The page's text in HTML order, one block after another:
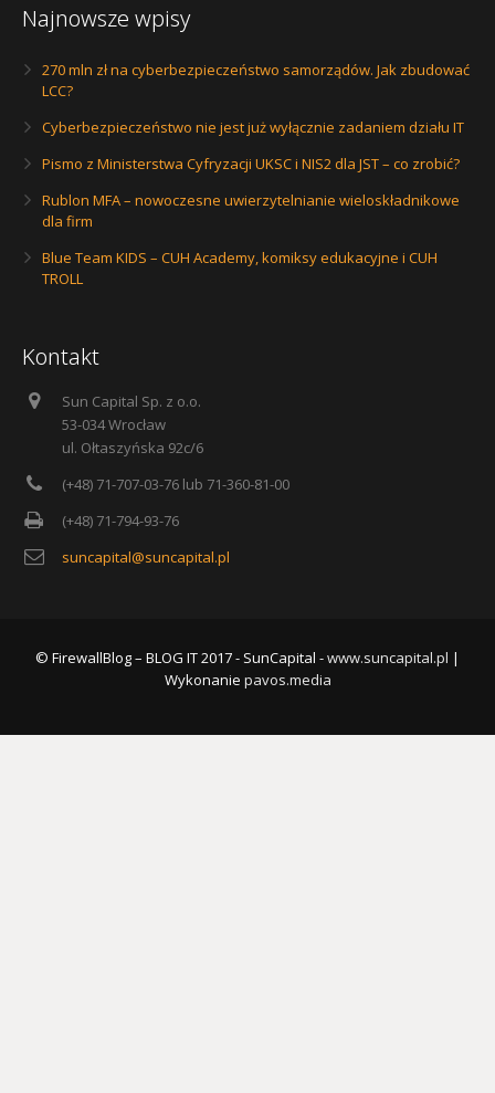
Najnowsze wpisy
270 mln zł na cyberbezpieczeństwo samorządów. Jak zbudować
LCC?
Cyberbezpieczeństwo nie jest już wyłącznie zadaniem działu IT
Pismo z Ministerstwa Cyfryzacji UKSC i NIS2 dla JST – co zrobić?
Rublon MFA – nowoczesne uwierzytelnianie wieloskładnikowe
dla firm
Blue Team KIDS – CUH Academy, komiksy edukacyjne i CUH
TROLL
Kontakt
Sun Capital Sp. z o.o.
53-034 Wrocław
ul. Ołtaszyńska 92c/6
(+48) 71-707-03-76 lub 71-360-81-00
(+48) 71-794-93-76
suncapital@suncapital.pl
© FirewallBlog – BLOG IT 2017 - SunCapital -www.suncapital.pl |
Wykonanie pavos.media